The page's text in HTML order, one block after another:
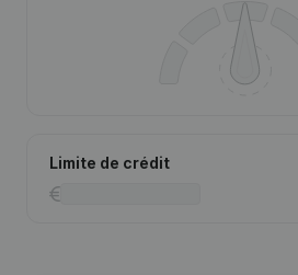
Limite de crédit